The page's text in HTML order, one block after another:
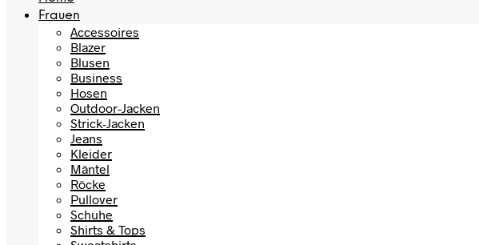
Frauen
Accessoires
Blazer
Blusen
Business
Hosen
Outdoor-Jacken
Strick-Jacken
Jeans
Kleider
Mäntel
Röcke
Pullover
Schuhe
Shirts & Tops